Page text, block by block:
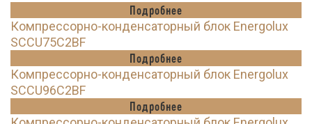
Подробнее
Компрессорно-конденсаторный блок Energolux
SCCU75C2BF
Подробнее
Компрессорно-конденсаторный блок Energolux
SCCU96C2BF
Подробнее